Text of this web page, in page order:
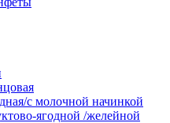
с молочной начинкой
ягодной /желейной